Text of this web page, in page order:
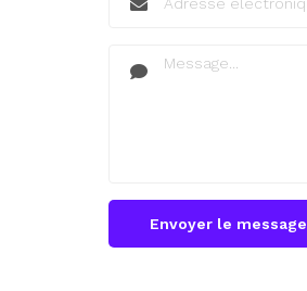
Envoyer le message